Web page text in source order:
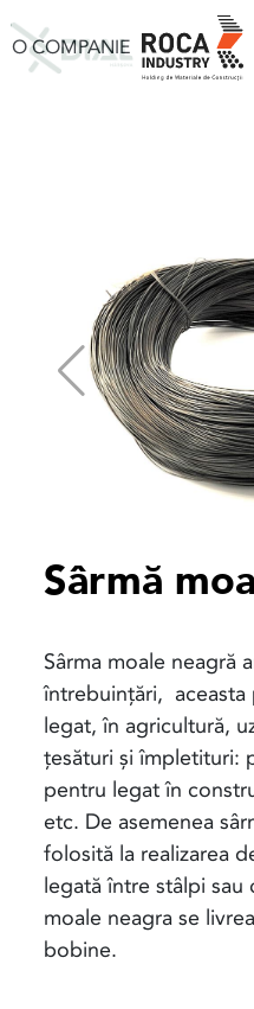
O COMPANIE
Sârmă
Sârma moale neagră
întrebuințări,
legat, în agricultură,
țesături și împletituri:
pentru legat în
etc. De asemenea
folosită la realizarea
legată între stâlpi sau
moale neagra se
bobine.